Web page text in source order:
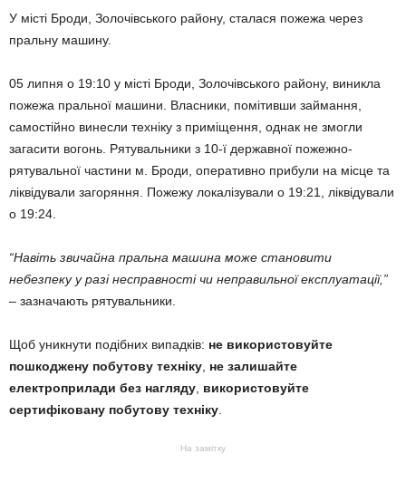
У місті Броди, Золочівського району, сталася пожежа через
пральну машину.
05 липня о 19:10 у місті Броди, Золочівського району, виникла
пожежа пральної машини. Власники, помітивши займання,
самостійно винесли техніку з приміщення, однак не змогли
загасити вогонь. Рятувальники з 10-ї державної пожежно-
рятувальної частини м. Броди, оперативно прибули на місце та
ліквідували загоряння. Пожежу локалізували о 19:21, ліквідували
о 19:24.
“Навіть звичайна пральна машина може становити
небезпеку у разі несправності чи неправильної експлуатації,”
– зазначають рятувальники.
Щоб уникнути подібних випадків: не використовуйте
пошкоджену побутову техніку не залишайте
електроприлади без нагляду використовуйте
сертифіковану побутову техніку
На замітку